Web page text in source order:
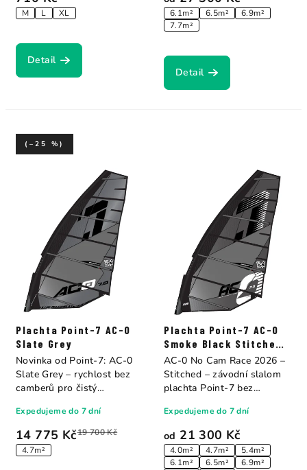
M L XL
Detail
6.1m² 6.5m²
6.9m²
7.7m²
Detail
Plachta Point-7 AC-0
Slate Grey
14 775 Kč19 700 Kč
(–25 %)
4.7m²
Expedujeme do 7 dní
Novinka od Point-7: AC-0
Slate Grey – rychlost bez
camberů pro čistý
Plachta Point-7 AC-0
Smoke Black Stitched
Construction
od 21 300 Kč
4.0m² 4.7m²
5.4m²
6.1m²
6.5m²
6.9m²
Expedujeme do 7 dní
AC-0 No Cam Race 2026 –
Stitched – závodní slalom
plachta Point-7 bez